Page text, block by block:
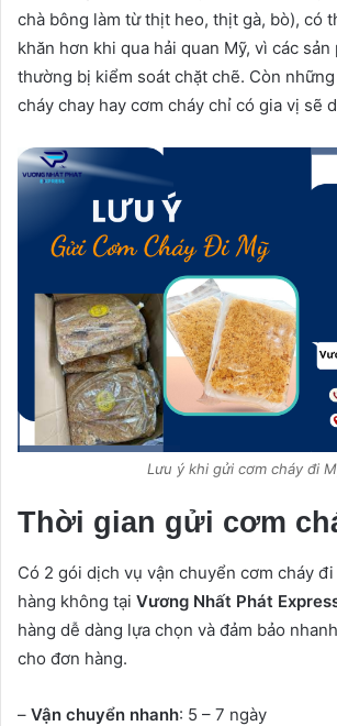
chà bông làm từ thịt heo, thịt gà, bò), có
khăn hơn khi qua hải quan Mỹ, vì các
thường bị kiểm soát chặt chẽ. Còn
cháy chay hay cơm cháy chỉ có gia vị sẽ
Lưu ý khi gửi cơm cháy đi
Thời gian gửi cơm
Có 2 gói dịch vụ vận chuyển cơm cháy
hàng không tại Vương Nhất Phát
hàng dễ dàng lựa chọn và đảm bảo
cho đơn hàng.
– Vận chuyển nhanh: 5 – 7 ngày